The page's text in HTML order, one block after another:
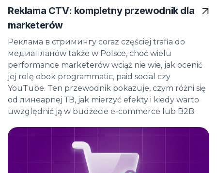
Reklama CTV: kompletny przewodnik dla
marketerów
Реклама в стримингу coraz częściej trafia do
медиапланów także w Polsce, choć wielu
performance marketerów wciąż nie wie, jak ocenić
jej rolę obok programmatic, paid social czy
YouTube. Ten przewodnik pokazuje, czym różni się
od линеарnej ТВ, jak mierzyć efekty i kiedy warto
uwzględnić ją w budżecie e-commerce lub B2B.